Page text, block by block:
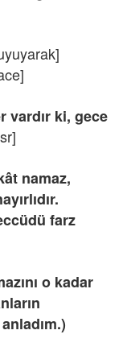
vardır ki, gece
namaz,
farz
o kadar